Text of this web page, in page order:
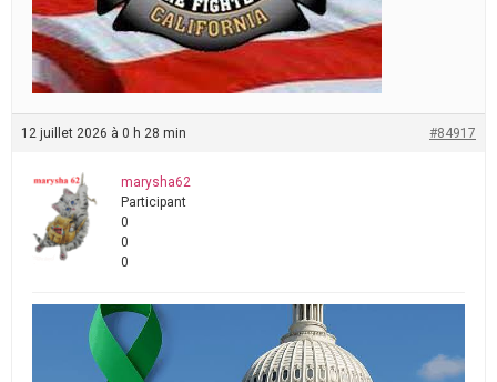
12 juillet 2026 à 0 h 28 min #84917
marysha62
Participant
0
0
0